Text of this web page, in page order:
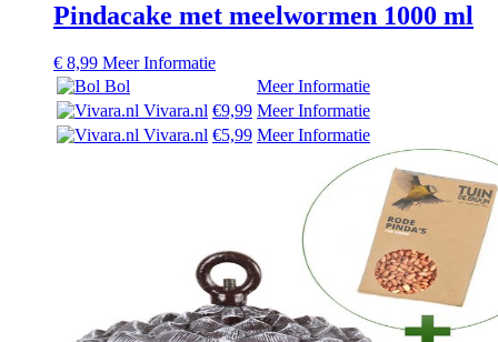
Pindacake met meelwormen 1000 ml
€ 8,99 Meer Informatie
Bol
Meer Informatie
Vivara.nl €9,99 Meer Informatie
Vivara.nl €5,99 Meer Informatie